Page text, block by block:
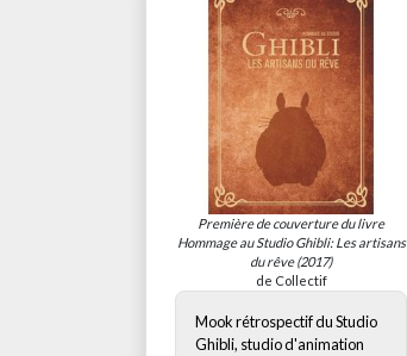
Première de couverture du livre
Hommage au Studio Ghibli: Les artisans
du rêve(2017)
de Collectif
Mook rétrospectif du Studio
Ghibli, studio d'animation